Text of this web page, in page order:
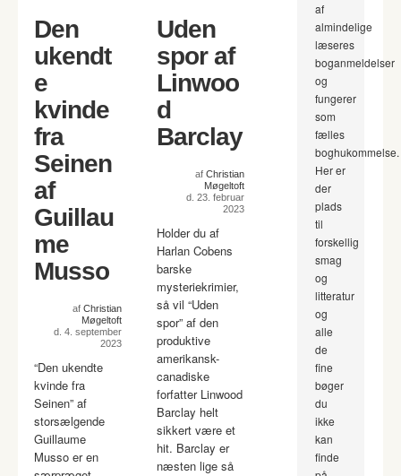
Den
ukendt
e
kvinde
fra
Seinen
af
Guillau
me
Musso
af Christian
Møgeltoft
d. 4. september
2023
“Den ukendte
kvinde fra
Seinen” af
storsælgende
Guillaume
Musso er en
Uden
spor af
Linwoo
d
Barclay
af Christian
Møgeltoft
d. 23. februar
2023
Holder du af
Harlan Cobens
barske
mysteriekrimier,
så vil “Uden
spor” af den
produktive
amerikansk-
canadiske
forfatter Linwood
Barclay helt
sikkert være et
hit. Barclay er
næsten lige så
af
almindelige
læseres
boganmeldelser
og
fungerer
som
fælles
boghukommelse.
Her er
der
plads
til
forskellig
smag
og
litteratur
og
alle
de
fine
bøger
du
ikke
kan
finde